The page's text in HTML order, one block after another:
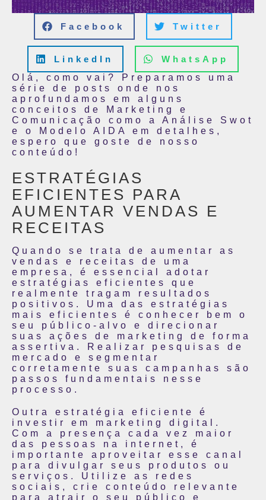
Facebook Twitter
LinkedIn
WhatsApp
Olá, como vai? Preparamos uma
série de posts onde nos
aprofundamos em alguns
conceitos de Marketing e
Comunicação como a Análise Swot
e o Modelo AIDA em detalhes,
espero que goste de nosso
conteúdo!
ESTRATÉGIAS
EFICIENTES PARA
AUMENTAR VENDAS E
RECEITAS
Quando se trata de aumentar as
vendas e receitas de uma
empresa, é essencial adotar
estratégias eficientes que
realmente tragam resultados
positivos. Uma das estratégias
mais eficientes é conhecer bem o
seu público-alvo e direcionar
suas ações de marketing de forma
assertiva. Realizar pesquisas de
mercado e segmentar
corretamente suas campanhas são
passos fundamentais nesse
processo.
Outra estratégia eficiente é
investir em marketing digital.
Com a presença cada vez maior
das pessoas na internet, é
importante aproveitar esse canal
para divulgar seus produtos ou
serviços. Utilize as redes
sociais, crie conteúdo relevante
para atrair o seu público e